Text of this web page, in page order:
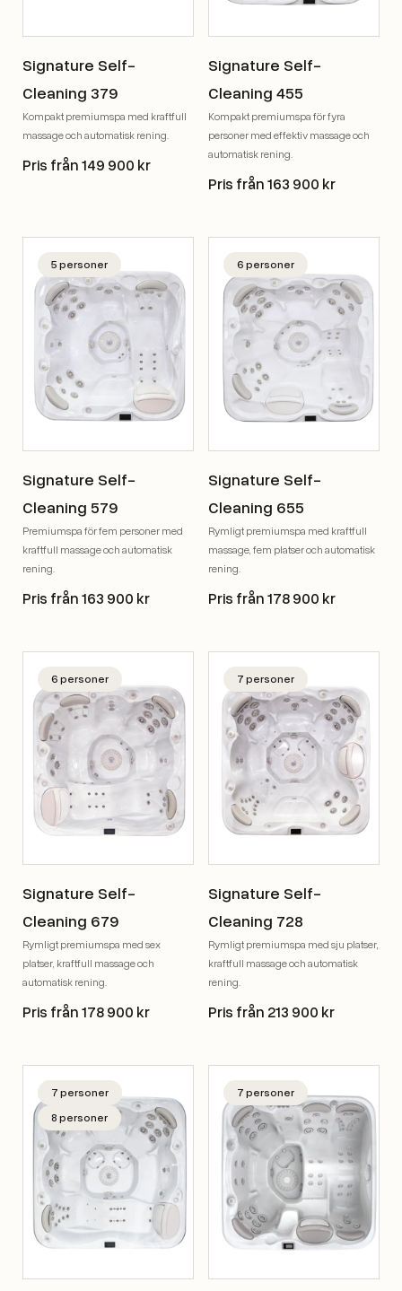
Signature Self-
Cleaning 379
Kompakt premiumspa med kraftfull
massage och automatisk rening.
Pris från 149 900 kr
Signature Self-
Cleaning 455
Kompakt premiumspa för fyra
personer med effektiv massage och
automatisk rening.
Pris från 163 900 kr
5 personer
Signature Self-
Cleaning 579
Premiumspa för fem personer med
kraftfull massage och automatisk
rening.
Pris från 163 900 kr
6 personer
Signature Self-
Cleaning 655
Rymligt premiumspa med kraftfull
massage, fem platser och automatisk
rening.
Pris från 178 900 kr
6 personer
Signature Self-
Cleaning 679
Rymligt premiumspa med sex
platser, kraftfull massage och
automatisk rening.
Pris från 178 900 kr
7 personer
Signature Self-
Cleaning 728
Rymligt premiumspa med sju platser,
kraftfull massage och automatisk
rening.
Pris från 213 900 kr
7 personer
8 personer
7 personer